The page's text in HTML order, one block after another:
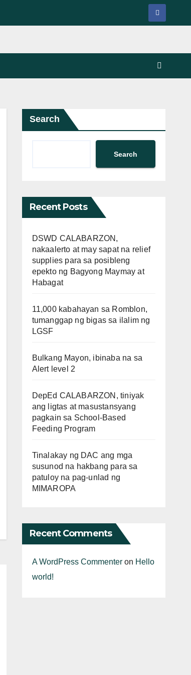
Search
Search
Recent Posts
DSWD CALABARZON,
nakaalerto at may sapat na relief
supplies para sa posibleng
epekto ng Bagyong Maymay at
Habagat
11,000 kabahayan sa Romblon,
tumanggap ng bigas sa ilalim ng
LGSF
Bulkang Mayon, ibinaba na sa
Alert level 2
DepEd CALABARZON, tiniyak
ang ligtas at masustansyang
pagkain sa School-Based
Feeding Program
Tinalakay ng DAC ang mga
susunod na hakbang para sa
patuloy na pag-unlad ng
MIMAROPA
Recent Comments
A WordPress Commenteron Hello
world!